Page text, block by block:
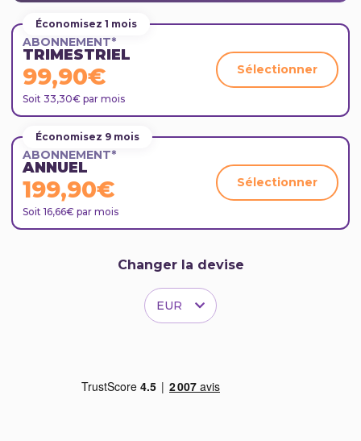
Économisez 1 mois
ABONNEMENT*
TRIMESTRIEL
99,90€
Soit 33,30€ par mois
Sélectionner
Économisez 9 mois
ABONNEMENT*
ANNUEL
199,90€
Soit 16,66€ par mois
Sélectionner
Changer la devise
EUR